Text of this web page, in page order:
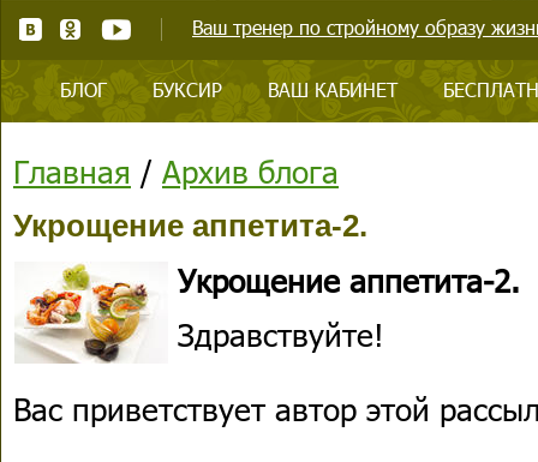
Ваш тренер по стройному образу
БЛОГ БУКСИР ВАШ КАБИНЕТ
Главная / Архив блога
Укрощение аппетита-2.
Укрощение аппетита-2.
Здравствуйте!
Вас приветствует автор этой